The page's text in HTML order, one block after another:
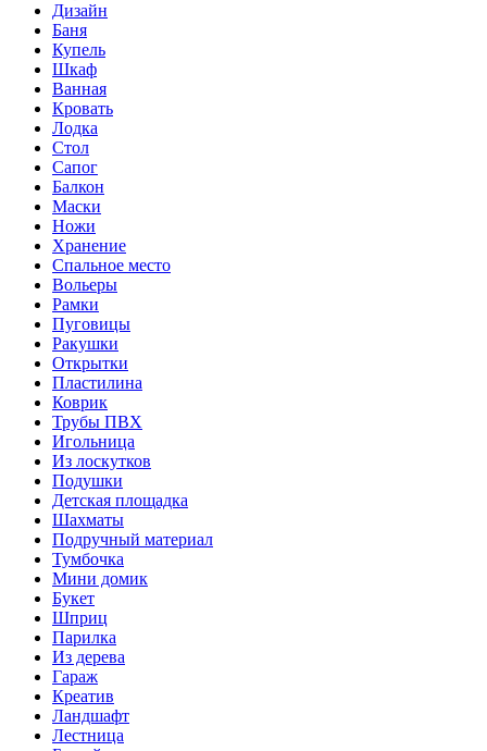
Дизайн
Баня
Купель
Шкаф
Ванная
Кровать
Лодка
Стол
Сапог
Балкон
Маски
Ножи
Хранение
Спальное место
Вольеры
Рамки
Пуговицы
Ракушки
Открытки
Пластилина
Коврик
Трубы ПВХ
Игольница
Из лоскутков
Подушки
Детская площадка
Шахматы
Подручный материал
Тумбочка
Мини домик
Букет
Шприц
Парилка
Из дерева
Гараж
Креатив
Ландшафт
Лестница